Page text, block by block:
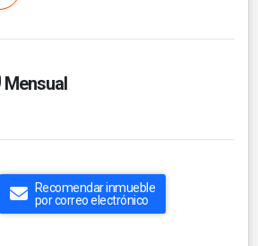
Mensual
Recomendar inmueble
por correo electrónico